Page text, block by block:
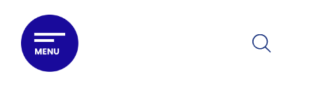
contenu